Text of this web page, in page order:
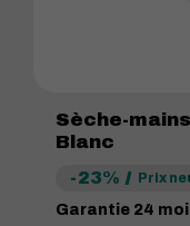
Sèche-
Blanc
-23% Prix
Garantie 24